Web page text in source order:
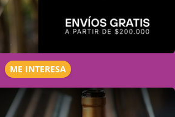
ME INTERESA